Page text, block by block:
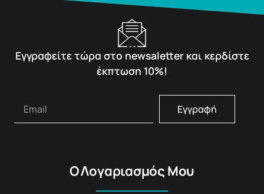
Εγγραφείτε τώρα στο newsaletter και κερδίστε
έκπτωση 10%!
Εγγραφή
Ο Λογαριασμός Μου